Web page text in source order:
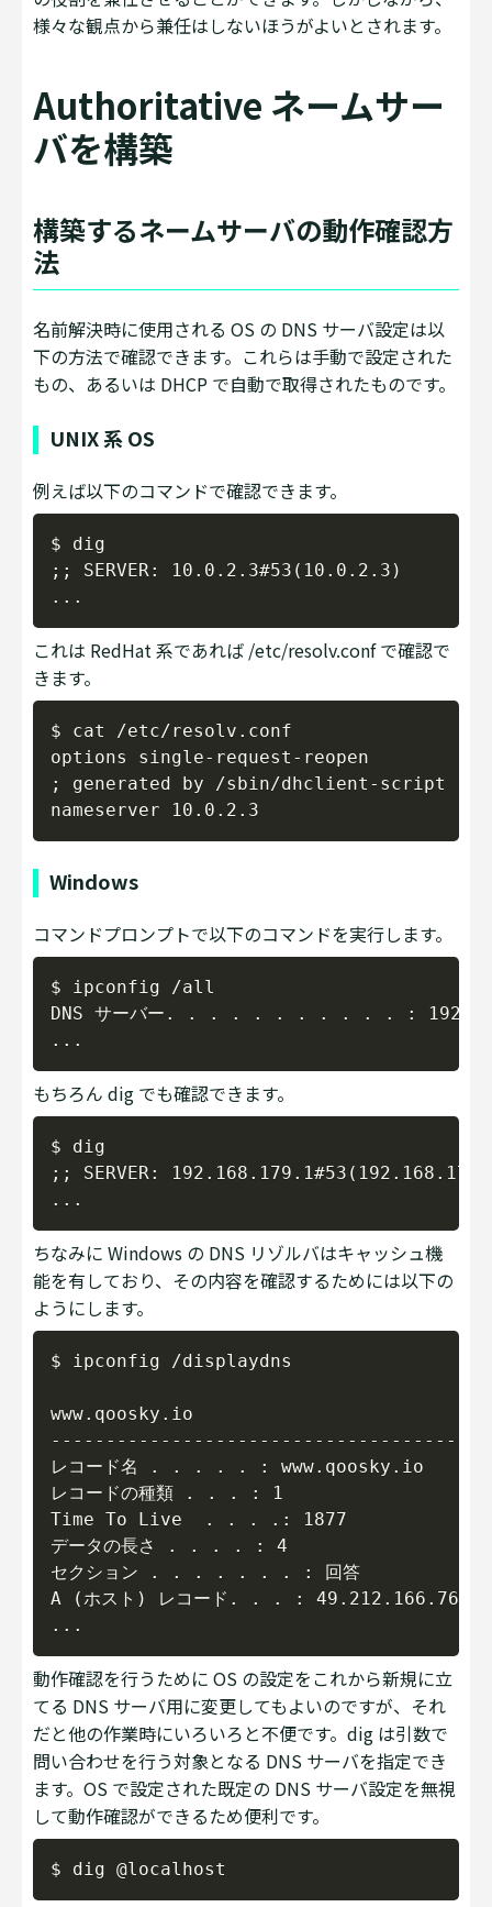
様々な観点から兼任はしないほうがよいとされます。
Authoritative ネームサー
バを構築
構築するネームサーバの動作確認方
法
名前解決時に使用される OS の DNS サーバ設定は以
下の方法で確認できます。これらは手動で設定された
もの、あるいは DHCP で自動で取得されたものです。
UNIX 系 OS
例えば以下のコマンドで確認できます。
$ dig
;; SERVER: 10.0.2.3#53(10.0.2.3)
これは RedHat 系であれば /etc/resolv.conf で確認で
きます。
$ cat /etc/resolv.conf
options single-request-reopen
; generated by /sbin/dhclient-script
Windows
コマンドプロンプトで以下のコマンドを実行します。
$ ipconfig /all
DNS サーバー. . . . . . . . . . . :
もちろん dig でも確認できます。
$ dig
;; SERVER:
ちなみに Windows の DNS リゾルバはキャッシュ機
能を有しており、その内容を確認するためには以下の
ようにします。
$ ipconfig /displaydns
www.qoosky.io
----------------------------------------
レコード名 . . . . . : www.qoosky.io
レコードの種類 . . . : 1
Time To Live  . . . .: 1877
データの長さ . . . . : 4
セクション . . . . . . . : 回答
A (ホスト) レコード. . . : 49.212.166.76
動作確認を行うために OS の設定をこれから新規に立
てる DNS サーバ用に変更してもよいのですが、それ
だと他の作業時にいろいろと不便です。dig は引数で
問い合わせを行う対象となる DNS サーバを指定でき
ます。OS で設定された既定の DNS サーバ設定を無視
して動作確認ができるため便利です。